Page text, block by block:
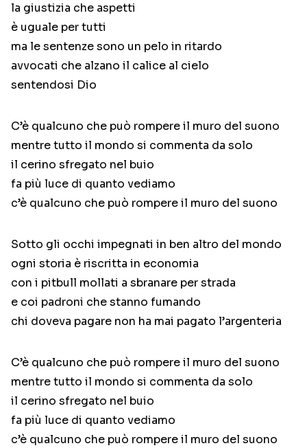
la giustizia che aspetti
è uguale per tutti
ma le sentenze sono un pelo in ritardo
avvocati che alzano il calice al cielo
sentendosi Dio
C’è qualcuno che può rompere il muro del suono
mentre tutto il mondo si commenta da solo
il cerino sfregato nel buio
fa più luce di quanto vediamo
c’è qualcuno che può rompere il muro del suono
Sotto gli occhi impegnati in ben altro del mondo
ogni storia è riscritta in economia
con i pitbull mollati a sbranare per strada
e coi padroni che stanno fumando
chi doveva pagare non ha mai pagato l’argenteria
C’è qualcuno che può rompere il muro del suono
mentre tutto il mondo si commenta da solo
il cerino sfregato nel buio
fa più luce di quanto vediamo
c’è qualcuno che può rompere il muro del suono